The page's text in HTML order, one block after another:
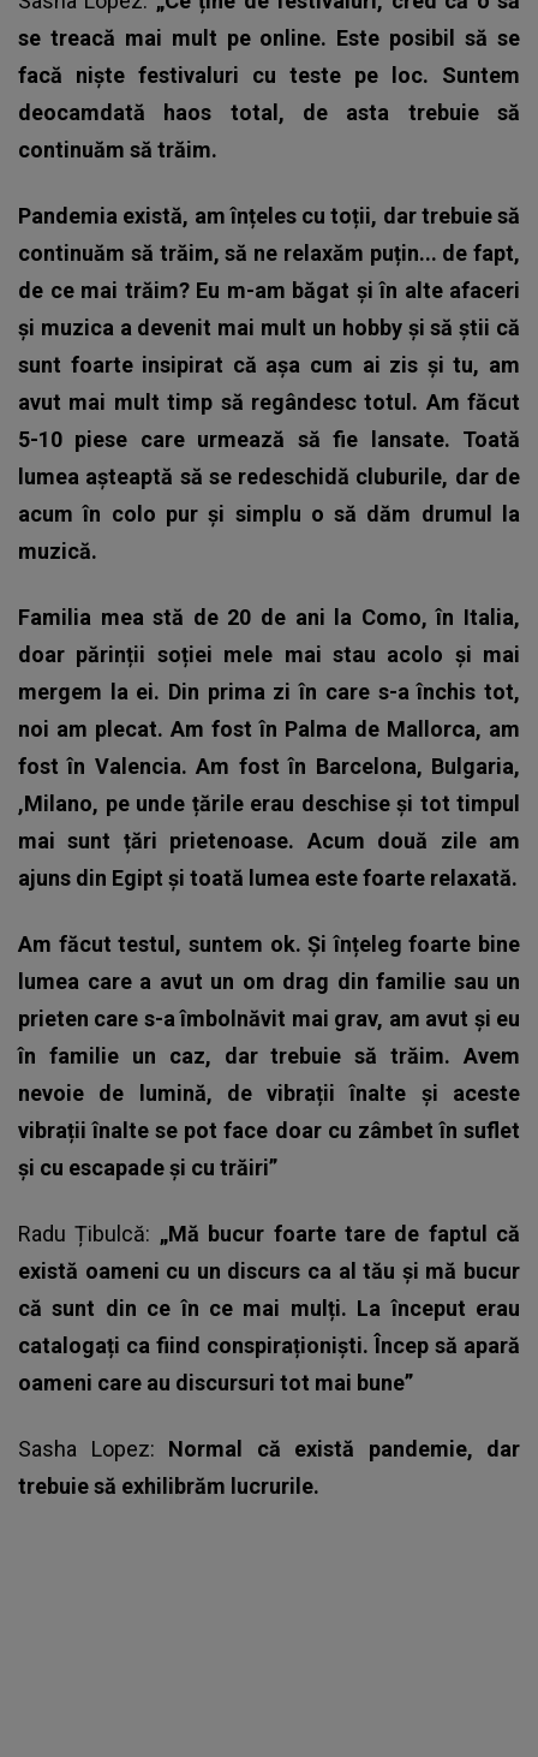
se treacă mai mult pe online. Este posibil să se
facă niște festivaluri cu teste pe loc. Suntem
deocamdată haos total, de asta trebuie să
continuăm să trăim.
Pandemia există, am înțeles cu toții, dar trebuie să
continuăm să trăim, să ne relaxăm puțin... de fapt,
de ce mai trăim? Eu m-am băgat și în alte afaceri
și muzica a devenit mai mult un hobby și să știi că
sunt foarte insipirat că așa cum ai zis și tu, am
avut mai mult timp să regândesc totul. Am făcut
5-10 piese care urmează să fie lansate. Toată
lumea așteaptă să se redeschidă cluburile, dar de
acum în colo pur și simplu o să dăm drumul la
muzică.
Familia mea stă de 20 de ani la Como, în Italia,
doar părinții soției mele mai stau acolo și mai
mergem la ei. Din prima zi în care s-a închis tot,
noi am plecat. Am fost în Palma de Mallorca, am
fost în Valencia. Am fost în Barcelona, Bulgaria,
,Milano, pe unde țările erau deschise și tot timpul
mai sunt țări prietenoase. Acum două zile am
ajuns din Egipt și toată lumea este foarte relaxată.
Am făcut testul, suntem ok. Și înțeleg foarte bine
lumea care a avut un om drag din familie sau un
prieten care s-a îmbolnăvit mai grav, am avut și eu
în familie un caz, dar trebuie să trăim. Avem
nevoie de lumină, de vibrații înalte și aceste
vibrații înalte se pot face doar cu zâmbet în suflet
și cu escapade și cu trăiri”
Radu Țibulcă: „Mă bucur foarte tare de faptul că
există oameni cu un discurs ca al tău și mă bucur
că sunt din ce în ce mai mulți. La început erau
catalogați ca fiind conspiraționiști. Încep să apară
oameni care au discursuri tot mai bune”
Sasha Lopez: Normal că există pandemie, dar
trebuie să exhilibrăm lucrurile.